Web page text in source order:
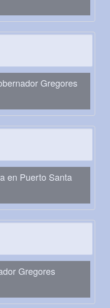
Gregores
en Puerto Santa
Gregores